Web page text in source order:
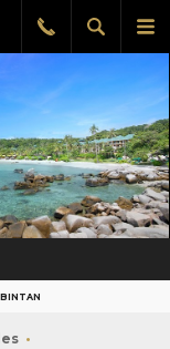
le
Afficher
la
Rappel
gratuit